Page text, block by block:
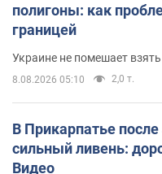
полигоны: как
границей
Украине не помешает
8.08.2026 05:10 2,0 т.
В Прикарпатье
сильный ливень:
Видео